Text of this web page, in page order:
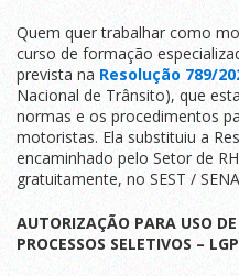
Quem quer trabalhar como
curso de formação
prevista na Resolução 789/
Nacional de Trânsito), que
normas e os procedimentos
motoristas. Ela substituiu a
encaminhado pelo Setor de
gratuitamente, no SEST /
AUTORIZAÇÃO PARA USO
PROCESSOS SELETIVOS –